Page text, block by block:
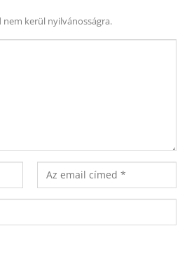
nem kerül nyilvánosságra.